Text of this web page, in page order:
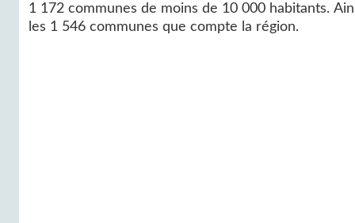
1 172 communes de moins de 10 000 habitants.
les 1 546 communes que compte la région.